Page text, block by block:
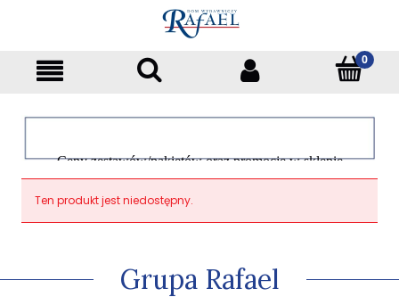
Ceny zestawów/pakietów oraz promocje w sklepie
dotyczą tylko klientów indywidualnych
Ten produkt jest niedostępny.
Grupa Rafael